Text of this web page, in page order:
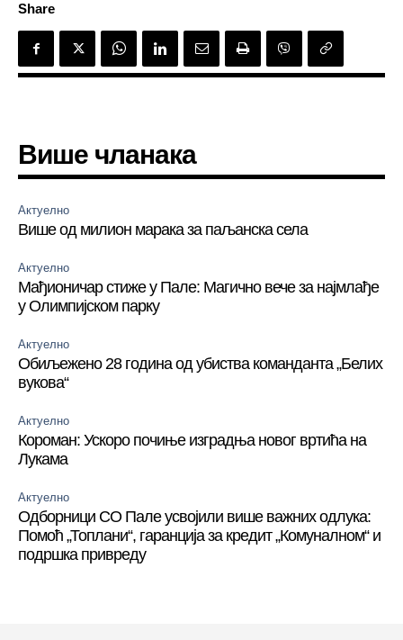
Share
Више чланака
Актуелно
Више од милион марака за паљанска села
Актуелно
Мађионичар стиже у Пале: Магично вече за најмлађе
у Олимпијском парку
Актуелно
Обиљежено 28 година од убиства команданта „Белих
вукова“
Актуелно
Короман: Ускоро почиње изградња новог вртића на
Лукама
Актуелно
Одборници СО Пале усвојили више важних одлука:
Помоћ „Топлани“, гаранција за кредит „Комуналном“ и
подршка привреду